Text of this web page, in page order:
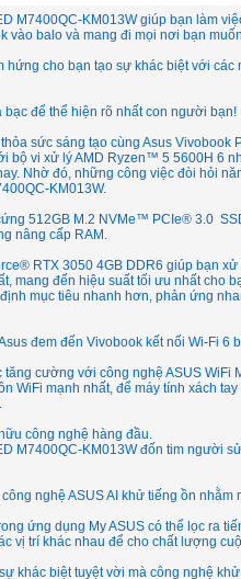
M7400QC-KM013W giúp bạn làm
vào balo và mang đi mọi nơi bạn
hứng cho bạn tạo sự khác biệt với
để thể hiện rõ nhất con người bạn!
sức sáng tạo cùng Asus Vivobook
bộ vi xử lý AMD Ryzen™ 5 5600H 6
Nhờ đó, những công việc đòi hỏi
KM013W.
512GB M.2 NVMe™ PCIe® 3.0
nâng cấp RAM.
RTX 3050 4GB DDR6 giúp bạn
mang đến hiệu suất tối ưu nhất cho
mục tiêu nhanh hơn, phản ứng
đem đến Vivobook kết nối Wi-Fi 6
cường với công nghệ ASUS WiFi
WiFi mạnh nhất, để máy tính xách
công nghệ hàng đầu.
M7400QC-KM013W đốn tim người
nghệ ASUS AI khử tiếng ồn
ứng dụng My ASUS có thể lọc ra
vị trí khác nhau để cho chất lượng
khác biệt tuyệt vời mà công nghệ